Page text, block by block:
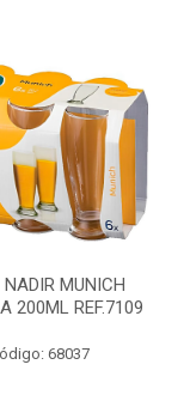
NADIR MUNICH
200ML REF.7109
68037